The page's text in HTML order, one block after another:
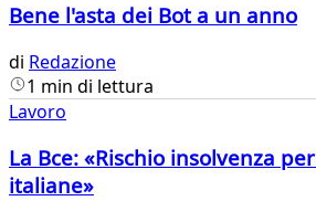
Bene l'asta dei Bot a un anno
di Redazione
1 min di lettura
Lavoro
La Bce: «Rischio insolvenza
italiane»